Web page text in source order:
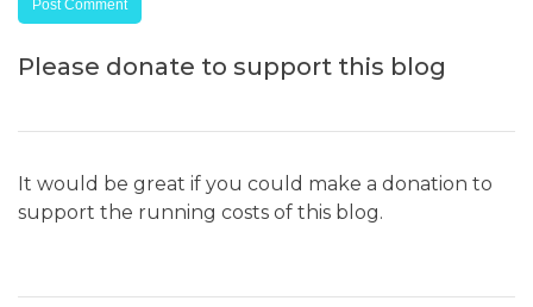
Please donate to support this blog
It would be great if you could make a donation to
support the running costs of this blog.